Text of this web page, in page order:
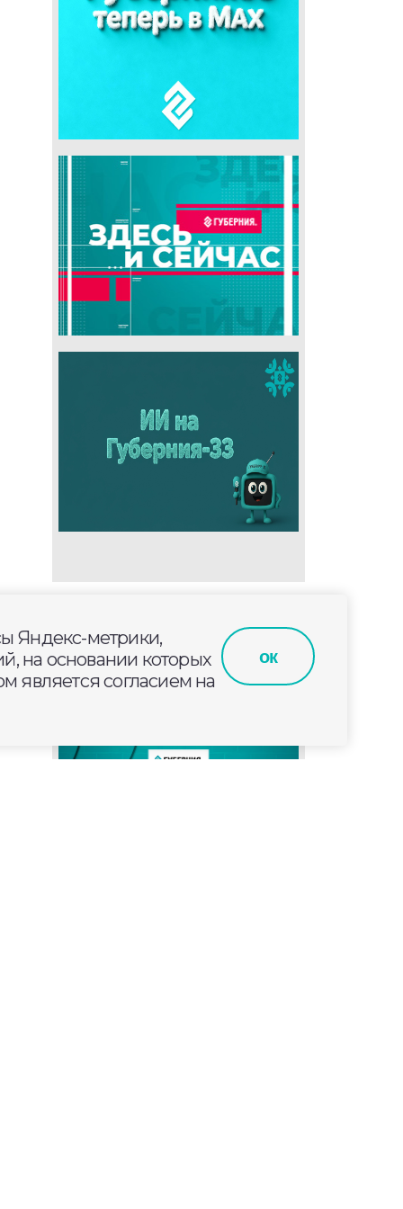
Яндекс-метрики,
на основании которых
является согласием на
ок